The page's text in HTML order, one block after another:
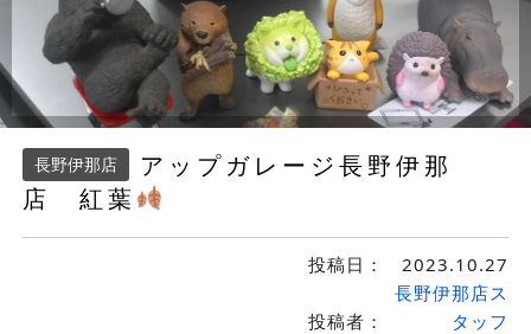
長野伊那店
アップガレージ長野伊那
店 紅葉
投稿日： 2023.10.27
投稿者：
長野伊那店ス
タッフ